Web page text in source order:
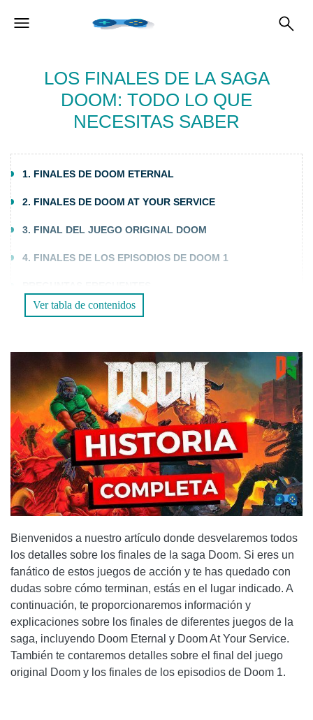
LOS FINALES DE LA SAGA
DOOM: TODO LO QUE
NECESITAS SABER
1. FINALES DE DOOM ETERNAL
2. FINALES DE DOOM AT YOUR SERVICE
3. FINAL DEL JUEGO ORIGINAL DOOM
4. FINALES DE LOS EPISODIOS DE DOOM 1
1. ¿CUÁL ES EL FINAL MÁS IMPACTANTE DE LA SAGA
2. ¿HABRÁ MÁS JUEGOS DE LA SAGA DOOM EN EL
FUTURO?
CONCLUSIÓN
Ver tabla de contenidos
Bienvenidos a nuestro artículo donde desvelaremos todos
los detalles sobre los finales de la saga Doom. Si eres un
fanático de estos juegos de acción y te has quedado con
dudas sobre cómo terminan, estás en el lugar indicado. A
continuación, te proporcionaremos información y
explicaciones sobre los finales de diferentes juegos de la
saga, incluyendo Doom Eternal y Doom At Your Service.
También te contaremos detalles sobre el final del juego
original Doom y los finales de los episodios de Doom 1.